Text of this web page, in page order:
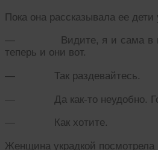
Пока она рассказывала ее
— Видите, я и сама в их
теперь и они вот.
— Так раздевайтесь.
— Да как-то неудобно.
— Как хотите.
Женщина украдкой посмотрела